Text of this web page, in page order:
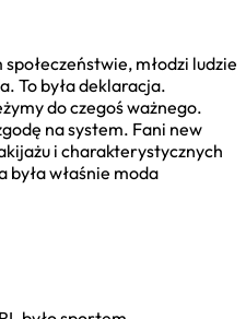
młodzi ludzie
To była deklaracja.
do czegoś ważnego.
na system. Fani new
i charakterystycznych
była właśnie moda